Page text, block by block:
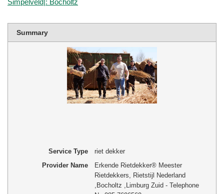
Simpelveld|: Bocholtz
Summary
Service Type
riet dekker
Provider Name
Erkende Rietdekker® Meester
Rietdekkers, Rietstijl Nederland
Bocholtz Limburg Zuid -Telephone